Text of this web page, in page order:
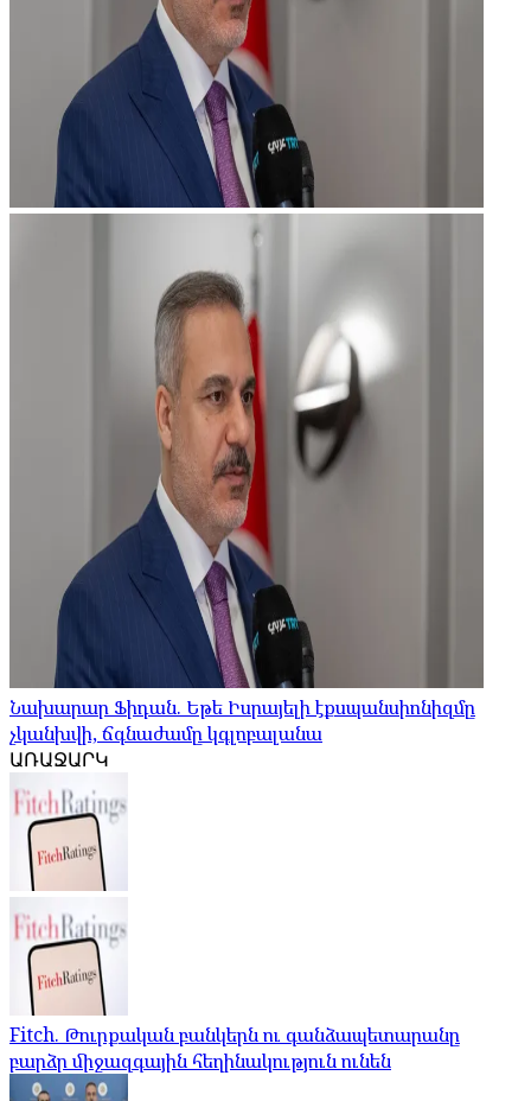
Նախարար Ֆիդան. Եթե Իսրայելի էքսպանսիոնիզմը
չկանխվի, ճգնաժամը կգլոբալանա
ԱՌԱՋԱՐԿ
Fitch. Թուրքական բանկերն ու գանձապետարանը
բարձր միջազգային հեղինակություն ունեն